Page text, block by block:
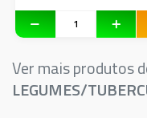
Ver mais produtos
LEGUMES/